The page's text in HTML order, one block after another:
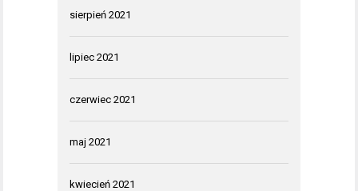
sierpień 2021
lipiec 2021
czerwiec 2021
maj 2021
kwiecień 2021